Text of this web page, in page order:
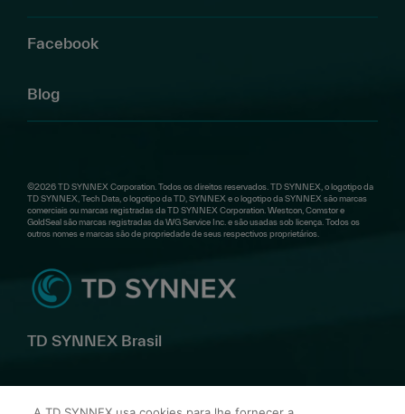
Facebook
Blog
©2026 TD SYNNEX Corporation. Todos os direitos reservados. TD SYNNEX, o logotipo da
TD SYNNEX, Tech Data, o logotipo da TD, SYNNEX e o logotipo da SYNNEX são marcas
comerciais ou marcas registradas da TD SYNNEX Corporation. Westcon, Comstor e
GoldSeal são marcas registradas da WG Service Inc. e são usadas sob licença. Todos os
outros nomes e marcas são de propriedade de seus respectivos proprietários.
TD SYNNEX Brasil